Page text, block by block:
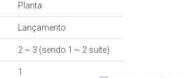
Planta
Lançamento
2 ~ 3 (sendo 1 ~ 2 suíte)
1